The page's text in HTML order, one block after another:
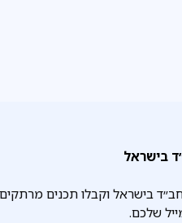
בישראל
בישראל וקבלו תכנים מרתקים
שלכם.